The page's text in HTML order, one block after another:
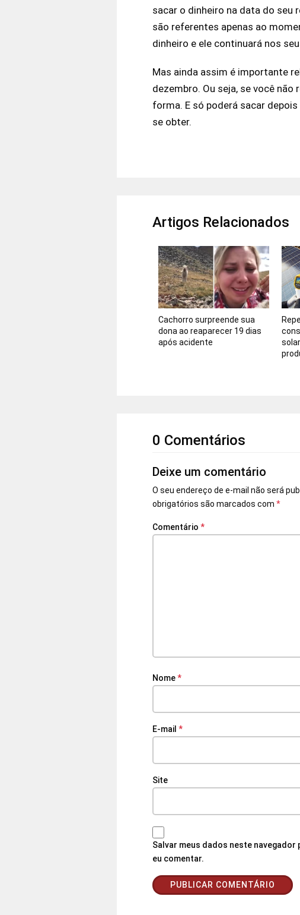
sacar o dinheiro na data do seu
são referentes apenas ao
dinheiro e ele continuará nos
Mas ainda assim é importante
dezembro. Ou seja, se você
forma. E só poderá sacar
se obter.
Artigos Relacionados
Cachorro surpreende sua
dona ao reaparecer 19 dias
após acidente
0 Comentários
Deixe um comentário
O seu endereço de e-mail não será
obrigatórios são marcados com *
Comentário *
Nome*
E-mail *
Site
Salvar meus dados neste navegador
eu comentar.